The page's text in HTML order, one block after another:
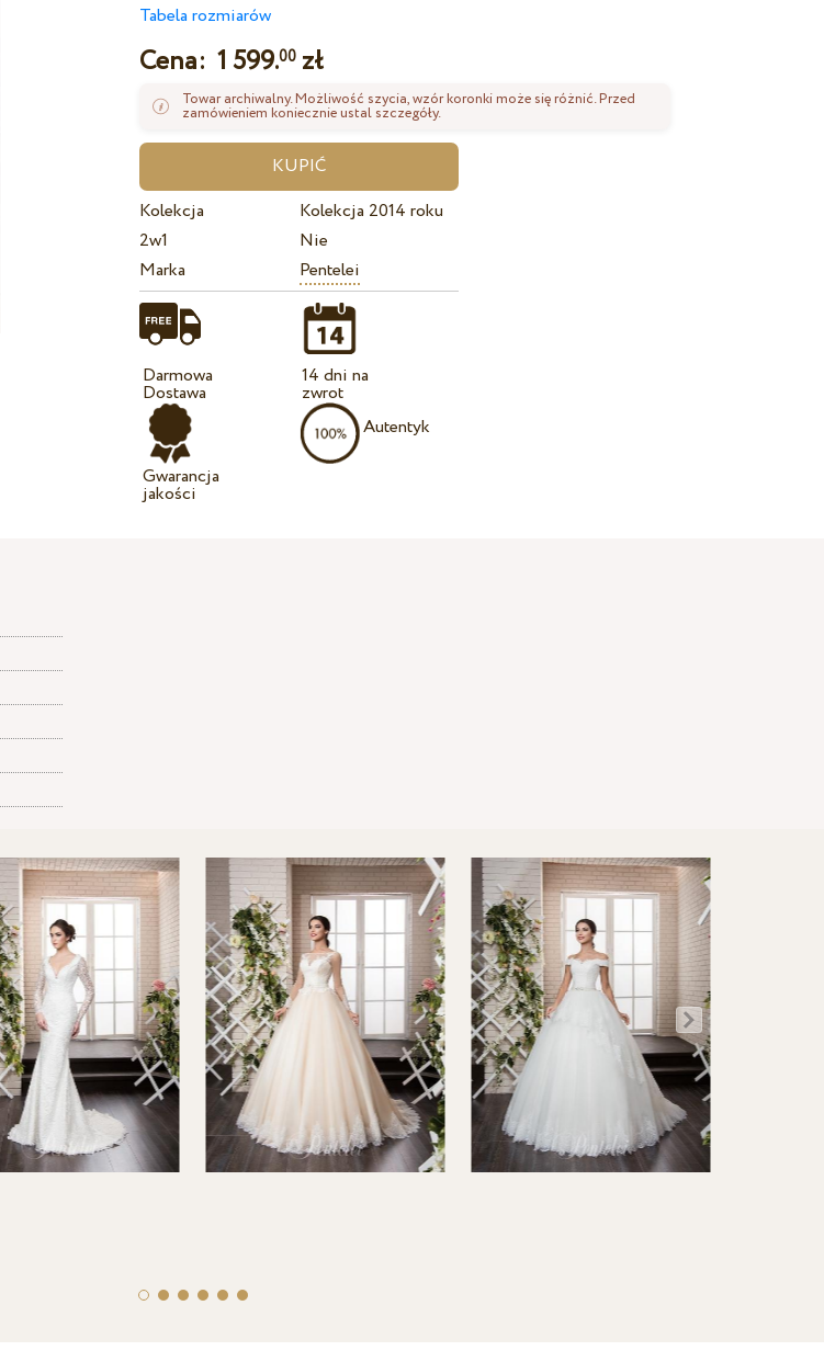
Tabela rozmiarów
Cena:1 599.00 zł
Towar archiwalny. Możliwość szycia, wzór koronki może się różnić. Przed
zamówieniem koniecznie ustal szczegóły.
Kolekcja
Kolekcja 2014 roku
2w1
Nie
Marka
Pentelei
Darmowa
Dostawa
Gwarancja
jakości
14 dni na
zwrot
Autentyk